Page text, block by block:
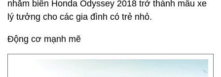
nhằm biến Honda Odyssey 2018 trở thành mẫu xe
lý tưởng cho các gia đình có trẻ nhỏ.
Động cơ mạnh mẽ